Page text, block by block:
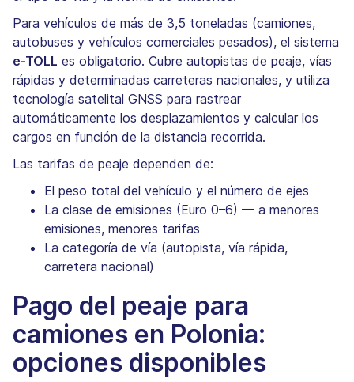
Para vehículos de más de 3,5 toneladas (camiones,
autobuses y vehículos comerciales pesados), el sistema
e-TOLL es obligatorio. Cubre autopistas de peaje, vías
rápidas y determinadas carreteras nacionales, y utiliza
tecnología satelital GNSS para rastrear
automáticamente los desplazamientos y calcular los
cargos en función de la distancia recorrida.
Las tarifas de peaje dependen de:
El peso total del vehículo y el número de ejes
La clase de emisiones (Euro 0–6) — a menores
emisiones, menores tarifas
La categoría de vía (autopista, vía rápida,
carretera nacional)
Pago del peaje para
camiones en Polonia:
opciones disponibles